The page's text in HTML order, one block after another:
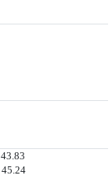
43.83
45.24